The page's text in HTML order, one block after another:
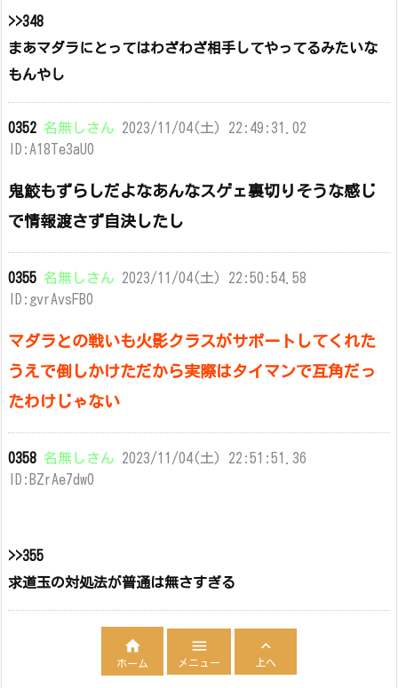
>>348
まあマダラにとってはわざわざ相手してやってるみたいな
もんやし
0352 名無しさん 2023/11/04(土) 22:49:31.02
ID:A18Te3aU0
鬼鮫もずらしだよなあんなスゲェ裏切りそうな感じ
で情報渡さず自決したし
0355 名無しさん 2023/11/04(土) 22:50:54.58
ID:gvrAvsFB0
マダラとの戦いも火影クラスがサポートしてくれた
うえで倒しかけただから実際はタイマンで互角だっ
たわけじゃない
0358 名無しさん 2023/11/04(土) 22:51:51.36
ID:BZrAe7dw0
>>355
求道玉の対処法が普通は無さすぎる

ホーム

メニュー

上へ